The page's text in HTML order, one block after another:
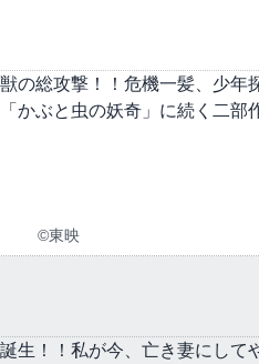
の総攻撃！！危機一髪、少年
かぶと虫の妖奇」に続く二部
©東映
生！！私が今、亡き妻にして